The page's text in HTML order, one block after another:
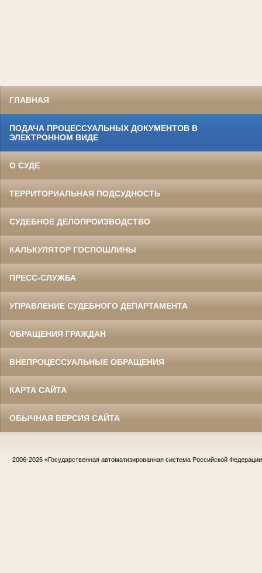
ГЛАВНАЯ
ПОДАЧА ПРОЦЕССУАЛЬНЫХ ДОКУМЕНТОВ В
ЭЛЕКТРОННОМ ВИДЕ
О СУДЕ
ТЕРРИТОРИАЛЬНАЯ ПОДСУДНОСТЬ
СУДЕБНОЕ ДЕЛОПРОИЗВОДСТВО
КАЛЬКУЛЯТОР ГОСПОШЛИНЫ
ПРЕСС-СЛУЖБА
УПРАВЛЕНИЕ СУДЕБНОГО ДЕПАРТАМЕНТА
ОБРАЩЕНИЯ ГРАЖДАН
ВНЕПРОЦЕССУАЛЬНЫЕ ОБРАЩЕНИЯ
КАРТА САЙТА
ОБЫЧНАЯ ВЕРСИЯ САЙТА
2006-2026 «Государственная автоматизированная система Российской